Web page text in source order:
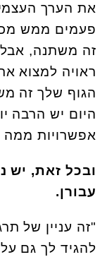
את הערך
פעמים ממש
זה משתנה, אבל
ראויה למצוא
הגוף שלך זה
היום יש הרבה
אפשרויות
ובכל זאת, יש
עבורן.
"זה עניין של
להגיד לך גם